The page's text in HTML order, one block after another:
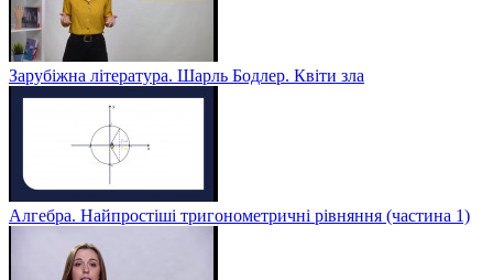
Зарубіжна література. Шарль Бодлер. Квіти зла
Алгебра. Найпростіші тригонометричні рівняння (частина 1)